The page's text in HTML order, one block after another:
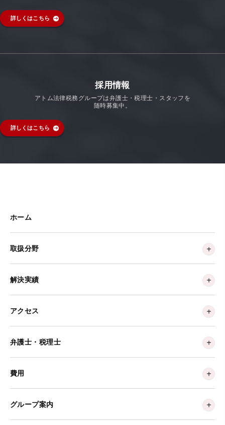
詳しくはこちら
採用情報
アトム法律税務グループは弁護士・税理士・スタッフを
随時募集中。
詳しくはこちら
ホーム
取扱分野
解決実績
アクセス
弁護士・税理士
費用
グループ案内